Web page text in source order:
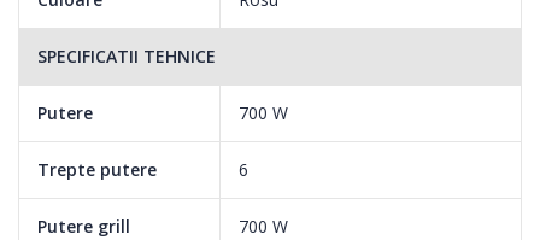
SPECIFICATII TEHNICE
Putere 700 W
Trepte putere 6
Putere grill 700 W